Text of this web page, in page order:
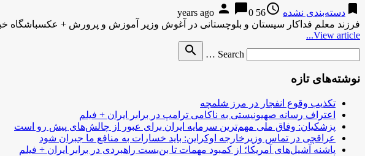
bookmark دسته‌بندی نشده access_time
56 years ago
person chat_bubble0
فرزند معلم فداکار سیستان و بلوچستانی در آغوش وزیر آموزش و پرورش + عکسباشگاه خبرنگاران-13 ساعت پیش فرزند
View article...
Search …
search
نوشته‌های تازه
تکذیب وقوع انفجار در مرز شلمچه
اعتراف رسانه صهیونیستی به ناکامی ترامپ در برابر ایران + فیلم
پزشکیان: وفاق ملی مهم‌ترین سرمایه ایران برای عبور از چالش‌های پیش رو است
عراقچی در تماس وزیرخارجه اوکراین: باید خسارات به منافع ما جبران شود
پاشنه آشیل‌های آمریکا؛ از کمبود مهمات تا بن‌بست راهبردی در برابر ایران + فیلم